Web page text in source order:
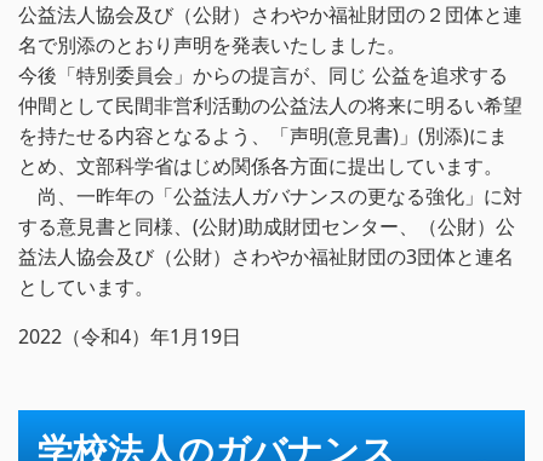
公益法人協会及び（公財）さわやか福祉財団の２団体と連
名で別添のとおり声明を発表いたしました。
今後「特別委員会」からの提言が、同じ 公益を追求する
仲間として民間非営利活動の公益法人の将来に明るい希望
を持たせる内容となるよう、「声明(意見書)」(別添)にま
とめ、文部科学省はじめ関係各方面に提出しています。
尚、一昨年の「公益法人ガバナンスの更なる強化」に対
する意見書と同様、(公財)助成財団センター、（公財）公
益法人協会及び（公財）さわやか福祉財団の3団体と連名
としています。
2022（令和4）年1月19日
学校法人のガバナンス